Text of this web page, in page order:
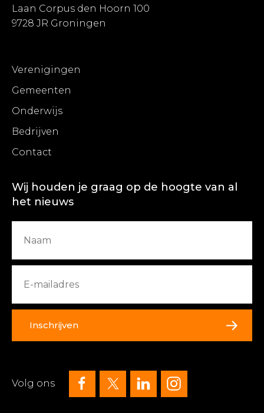
Laan Corpus den Hoorn 100
9728 JR Groningen
Verenigingen
Gemeenten
Onderwijs
Bedrijven
Contact
Wij houden je graag op de hoogte van al
het nieuws
Inschrijven
Volg ons